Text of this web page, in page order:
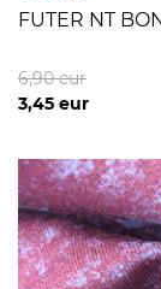
FUTER NT
3,45 eur
6,90eur